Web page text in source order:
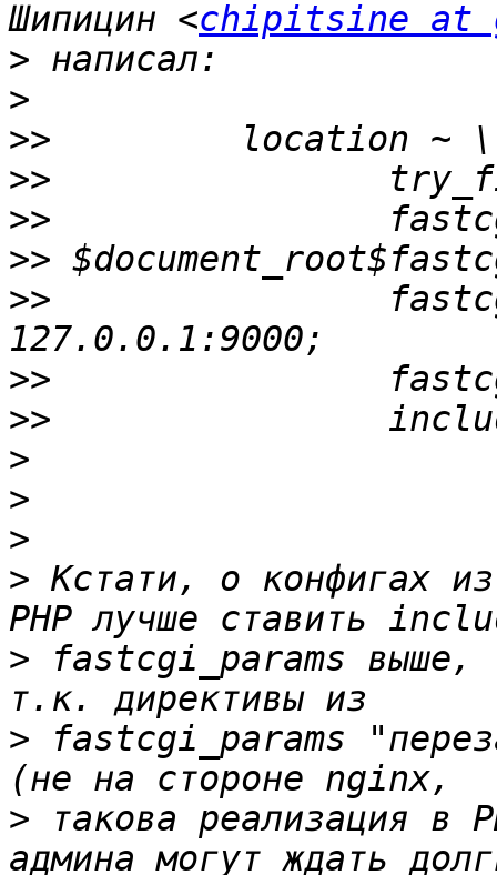
Шипицин <chipitsine at
>
>
>>
>>
>>
>>
>>
>>
>>
>
>
>
> Кстати, о конфигах
> fastcgi_params выше,
> fastcgi_params
> такова реализация в